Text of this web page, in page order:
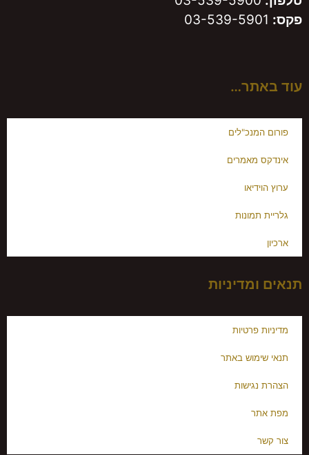
פקס:
עוד באתר…
פורום המנכ"לים
אינדקס מאמרים
ערוץ הוידיאו
גלריית תמונות
ארכיון
תנאים ומדיניות
מדיניות פרטיות
תנאי שימוש באתר
הצהרת נגישות
מפת אתר
צור קשר